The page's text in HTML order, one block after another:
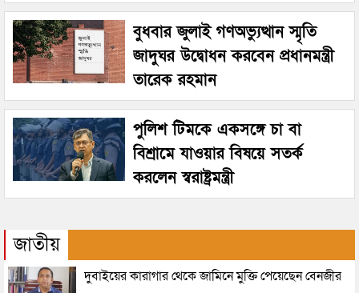
বুধবার জুলাই গণঅভ্যুত্থান স্মৃতি
জাদুঘর উদ্বোধন করবেন প্রধানমন্ত্রী
তারেক রহমান
পুলিশ টিমকে একসঙ্গে চা বা
বিশ্রামে যাওয়ার বিষয়ে সতর্ক
করলেন স্বরাষ্ট্রমন্ত্রী
জাতীয়
দুবাইয়ের কারাগার থেকে জামিনে মুক্তি পেয়েছেন বেনজীর